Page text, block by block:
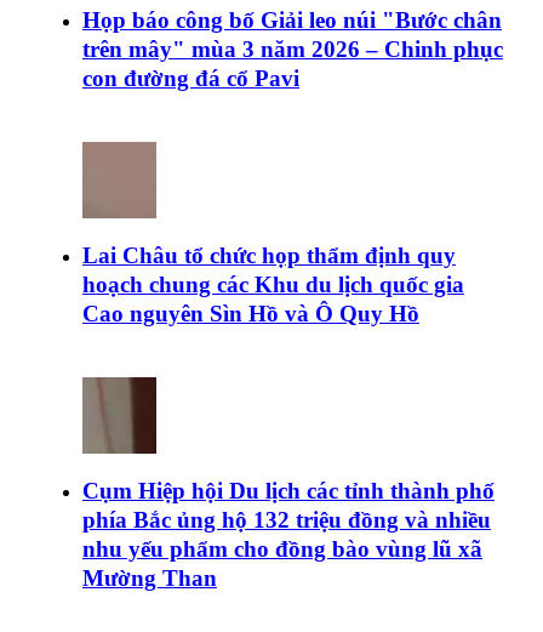
Họp báo công bố Giải leo núi "Bước chân
trên mây" mùa 3 năm 2026 – Chinh phục
con đường đá cổ Pavi
Lai Châu tổ chức họp thẩm định quy
hoạch chung các Khu du lịch quốc gia
Cao nguyên Sìn Hồ và Ô Quy Hồ
Cụm Hiệp hội Du lịch các tỉnh thành phố
phía Bắc ủng hộ 132 triệu đồng và nhiều
nhu yếu phẩm cho đồng bào vùng lũ xã
Mường Than